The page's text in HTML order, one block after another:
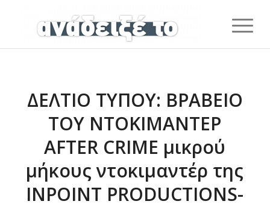
ΔΕΛΤΙΟ ΤΥΠΟΥ: ΒΡΑΒΕΙΟ
ΤΟΥ ΝΤΟΚΙΜΑΝΤΕΡ
AFTER CRIME μικρού
μήκους ντοκιμαντέρ της
INPOINT PRODUCTIONS-